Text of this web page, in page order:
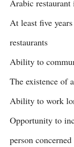
Arabic restaurant
At least five
restaurants
Ability to
The existence of
Ability to work
Opportunity to
person concerned